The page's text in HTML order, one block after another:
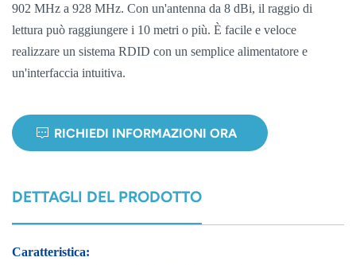
Indonesia
norsk
902 MHz a 928 MHz. Con un'antenna da 8 dBi, il raggio di
lettura può raggiungere i 10 metri o più. È facile e veloce
realizzare un sistema RDID con un semplice alimentatore e
un'interfaccia intuitiva.
RICHIEDI INFORMAZIONI ORA
DETTAGLI DEL PRODOTTO
Caratteristica: